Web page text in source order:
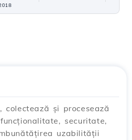
colectează și procesează
securitate,
uzabilității